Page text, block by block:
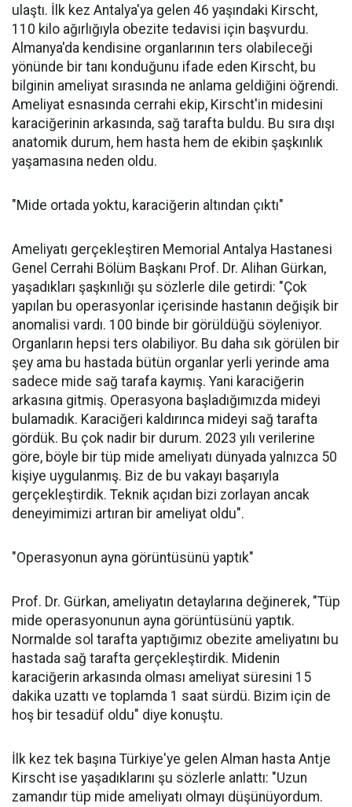
ulaştı. İlk kez Antalya'ya gelen 46 yaşındaki Kirscht,
110 kilo ağırlığıyla obezite tedavisi için başvurdu.
Almanya'da kendisine organlarının ters olabileceği
yönünde bir tanı konduğunu ifade eden Kirscht, bu
bilginin ameliyat sırasında ne anlama geldiğini öğrendi.
Ameliyat esnasında cerrahi ekip, Kirscht'in midesini
karaciğerinin arkasında, sağ tarafta buldu. Bu sıra dışı
anatomik durum, hem hasta hem de ekibin şaşkınlık
yaşamasına neden oldu.
"Mide ortada yoktu, karaciğerin altından çıktı"
Ameliyatı gerçekleştiren Memorial Antalya Hastanesi
Genel Cerrahi Bölüm Başkanı Prof. Dr. Alihan Gürkan,
yaşadıkları şaşkınlığı şu sözlerle dile getirdi: "Çok
yapılan bu operasyonlar içerisinde hastanın değişik bir
anomalisi vardı. 100 binde bir görüldüğü söyleniyor.
Organların hepsi ters olabiliyor. Bu daha sık görülen bir
şey ama bu hastada bütün organlar yerli yerinde ama
sadece mide sağ tarafa kaymış. Yani karaciğerin
arkasına gitmiş. Operasyona başladığımızda mideyi
bulamadık. Karaciğeri kaldırınca mideyi sağ tarafta
gördük. Bu çok nadir bir durum. 2023 yılı verilerine
göre, böyle bir tüp mide ameliyatı dünyada yalnızca 50
kişiye uygulanmış. Biz de bu vakayı başarıyla
gerçekleştirdik. Teknik açıdan bizi zorlayan ancak
deneyimimizi artıran bir ameliyat oldu".
"Operasyonun ayna görüntüsünü yaptık"
Prof. Dr. Gürkan, ameliyatın detaylarına değinerek, "Tüp
mide operasyonunun ayna görüntüsünü yaptık.
Normalde sol tarafta yaptığımız obezite ameliyatını bu
hastada sağ tarafta gerçekleştirdik. Midenin
karaciğerin arkasında olması ameliyat süresini 15
dakika uzattı ve toplamda 1 saat sürdü. Bizim için de
hoş bir tesadüf oldu" diye konuştu.
İlk kez tek başına Türkiye'ye gelen Alman hasta Antje
Kirscht ise yaşadıklarını şu sözlerle anlattı: "Uzun
zamandır tüp mide ameliyatı olmayı düşünüyordum.